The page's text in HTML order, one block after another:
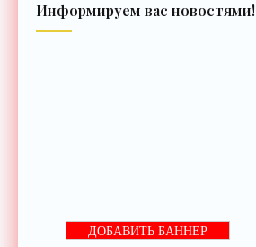
Информируем вас новостями!
ДОБАВИТЬ БАННЕР